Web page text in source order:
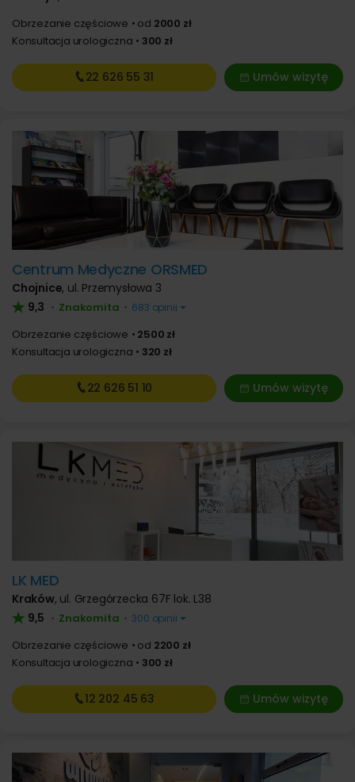
Obrzezanie częściowe od 2000 zł
Konsultacja urologiczna
300 zł
Umów wizytę
22 626 55 31
Centrum Medyczne ORSMED
Chojnice, ul. Przemysłowa 3
9,3 • Znakomita • 683 opinii
Obrzezanie częściowe
2500 zł
Konsultacja urologiczna
320 zł
Umów wizytę
22 626 51 10
LK MED
Kraków, ul. Grzegórzecka 67F lok. L38
9,5 • Znakomita • 300 opinii
Obrzezanie częściowe od 2200 zł
Konsultacja urologiczna
300 zł
Umów wizytę
12 202 45 63